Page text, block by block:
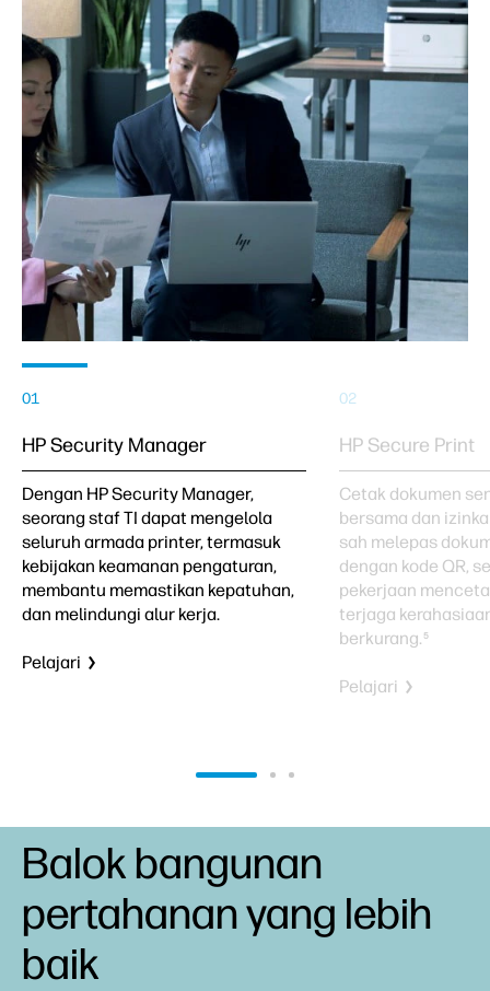
01
HP Security Manager
Dengan HP Security Manager,
seorang staf TI dapat mengelola
seluruh armada printer, termasuk
kebijakan keamanan pengaturan,
membantu memastikan kepatuhan,
dan melindungi alur kerja.
Pelajari
02
HP Secure Print
Cetak dokumen
bersama dan
sah melepas
dengan kode QR,
pekerjaan
terjaga
berkurang. 5
Pelajari
Balok bangunan
pertahanan yang lebih
baik